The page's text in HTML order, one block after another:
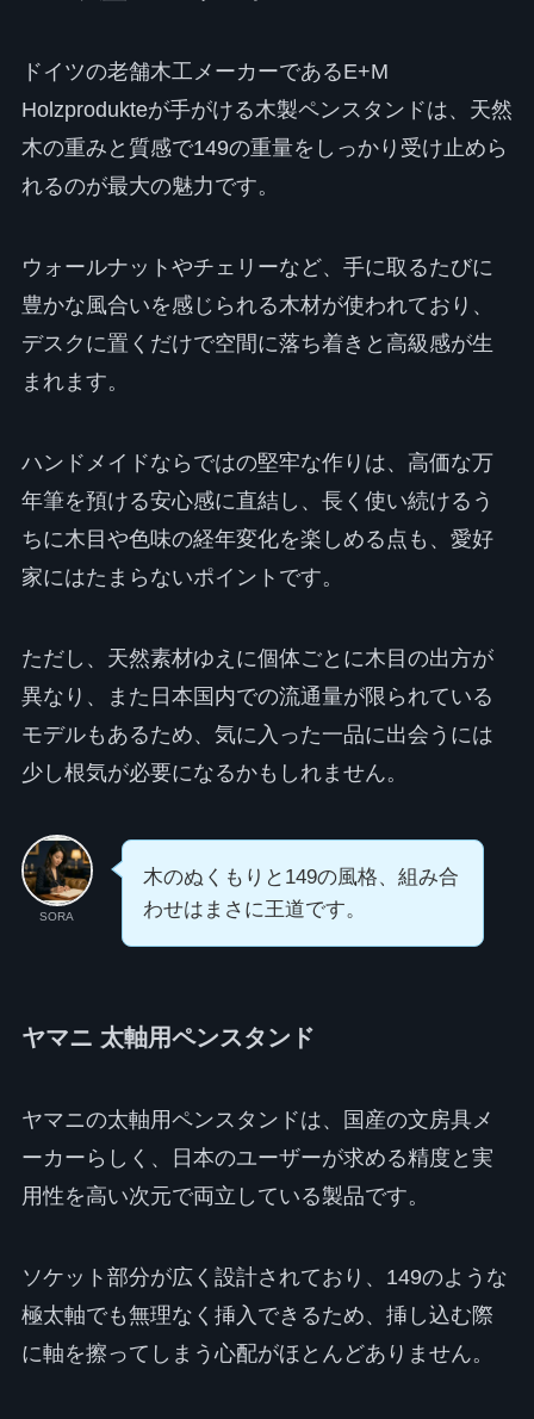
ドイツの老舗木工メーカーであるE+M
Holzprodukteが手がける木製ペンスタンドは、天然
木の重みと質感で149の重量をしっかり受け止めら
れるのが最大の魅力です。
ウォールナットやチェリーなど、手に取るたびに
豊かな風合いを感じられる木材が使われており、
デスクに置くだけで空間に落ち着きと高級感が生
まれます。
ハンドメイドならではの堅牢な作りは、高価な万
年筆を預ける安心感に直結し、長く使い続けるう
ちに木目や色味の経年変化を楽しめる点も、愛好
家にはたまらないポイントです。
ただし、天然素材ゆえに個体ごとに木目の出方が
異なり、また日本国内での流通量が限られている
モデルもあるため、気に入った一品に出会うには
少し根気が必要になるかもしれません。
SORA
木のぬくもりと149の風格、組み合
わせはまさに王道です。
ヤマニ 太軸用ペンスタンド
ヤマニの太軸用ペンスタンドは、国産の文房具メ
ーカーらしく、日本のユーザーが求める精度と実
用性を高い次元で両立している製品です。
ソケット部分が広く設計されており、149のような
極太軸でも無理なく挿入できるため、挿し込む際
に軸を擦ってしまう心配がほとんどありません。